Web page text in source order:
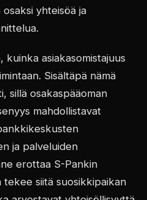
yhteisöä ja
kuinka asiakasomistajuus
Sisältäpä nämä
sillä osakaspääoman
mahdollistavat
ja palveluiden
erottaa S-Pankin
tekee siitä suosikkipaikan